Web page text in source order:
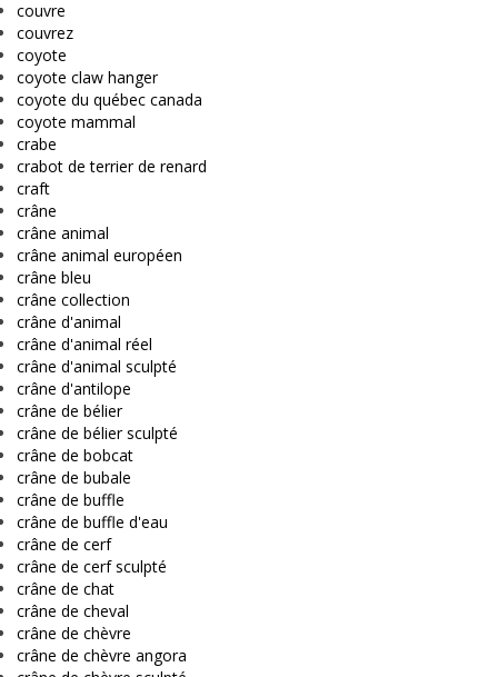
couvre
couvrez
coyote
coyote claw hanger
coyote du québec canada
coyote mammal
crabe
crabot de terrier de renard
craft
crâne
crâne animal
crâne animal européen
crâne bleu
crâne collection
crâne d'animal
crâne d'animal réel
crâne d'animal sculpté
crâne d'antilope
crâne de bélier
crâne de bélier sculpté
crâne de bobcat
crâne de bubale
crâne de buffle
crâne de buffle d'eau
crâne de cerf
crâne de cerf sculpté
crâne de chat
crâne de cheval
crâne de chèvre
crâne de chèvre angora